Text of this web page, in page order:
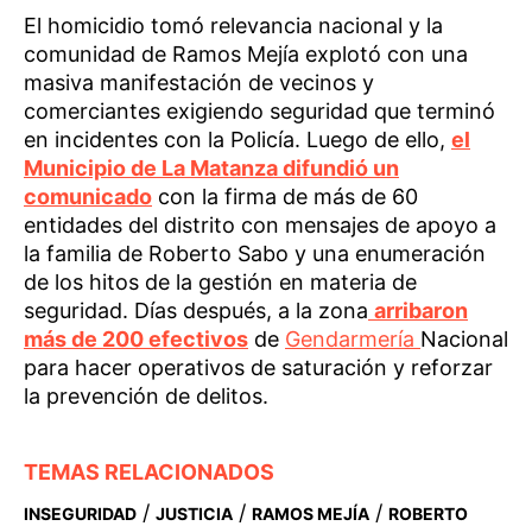
El homicidio tomó relevancia nacional y la
comunidad de Ramos Mejía explotó con una
masiva manifestación de vecinos y
comerciantes exigiendo seguridad que terminó
en incidentes con la Policía. Luego de ello, el
Municipio de La Matanza difundió un
comunicado con la firma de más de 60
entidades del distrito con mensajes de apoyo a
la familia de Roberto Sabo y una enumeración
de los hitos de la gestión en materia de
seguridad. Días después, a la zona arribaron
más de 200 efectivos de Gendarmería Nacional
para hacer operativos de saturación y reforzar
la prevención de delitos.
TEMAS RELACIONADOS
INSEGURIDAD / JUSTICIA / RAMOS MEJÍA / ROBERTO